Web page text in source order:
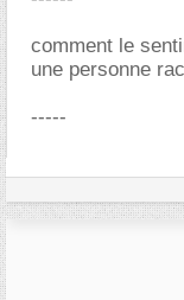
comment le
une personne
-----